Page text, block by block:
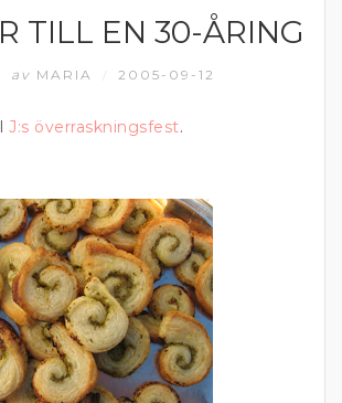
TILL EN 30-ÅRING
av MARIA 2005-09-12
J:s överraskningsfest.